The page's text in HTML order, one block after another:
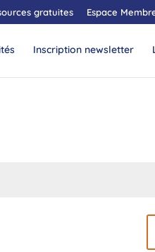
gratuites Espace
Inscription newsletter